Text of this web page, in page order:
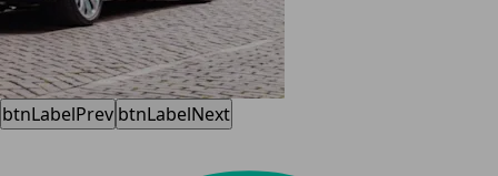
btnLabelPrev btnLabelNext